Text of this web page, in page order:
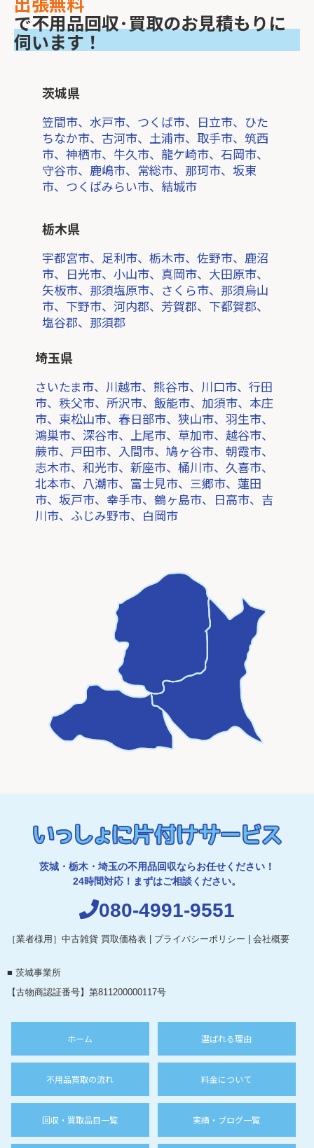
で不用品回収･買取のお見積もりに
伺います！
茨城県
笠間市、水戸市、つくば市、日立市、ひた
ちなか市、古河市、土浦市、取手市、筑西
市、神栖市、牛久市、龍ケ崎市、石岡市、
守谷市、鹿嶋市、常総市、那珂市、坂東
市、つくばみらい市、結城市
栃木県
宇都宮市、足利市、栃木市、佐野市、鹿沼
市、日光市、小山市、真岡市、大田原市、
矢板市、那須塩原市、さくら市、那須烏山
市、下野市、河内郡、芳賀郡、下都賀郡、
塩谷郡、那須郡
埼玉県
さいたま市、川越市、熊谷市、川口市、行田
市、秩父市、所沢市、飯能市、加須市、本庄
市、東松山市、春日部市、狭山市、羽生市、
鴻巣市、深谷市、上尾市、草加市、越谷市、
蕨市、戸田市、入間市、鳩ヶ谷市、朝霞市、
志木市、和光市、新座市、桶川市、久喜市、
北本市、八潮市、富士見市、三郷市、蓮田
市、坂戸市、幸手市、鶴ヶ島市、日高市、吉
川市、ふじみ野市、白岡市
茨城・栃木・埼玉の不用品回収ならお任せください！
24時間対応！まずはご相談ください。
080-4991-9551
［業者様用］中古雑貨 買取価格表 プライバシーポリシー 会社概要
■ 茨城事業所
【古物商認証番号】第811200000117号
ホーム 選ばれる理由
不用品買取の流れ 料金について
回収・買取品目一覧 実績・ブログ一覧